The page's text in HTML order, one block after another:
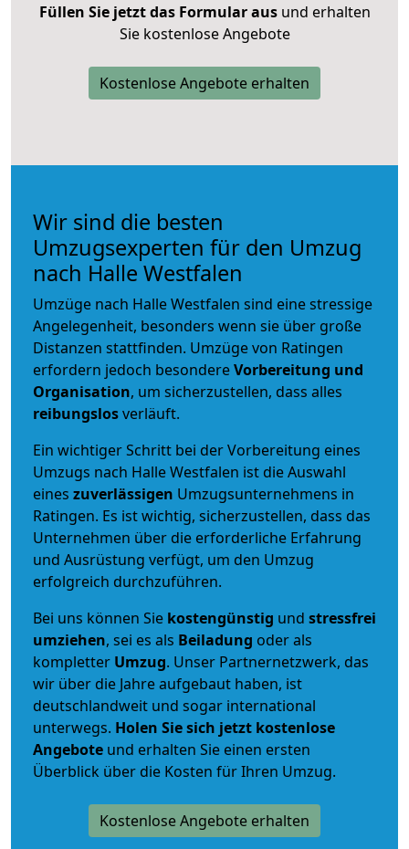
Füllen Sie jetzt das Formular ausund erhalten
Sie kostenlose Angebote
Kostenlose Angebote erhalten
Wir sind die besten
Umzugsexperten für den Umzug
nach Halle Westfalen
Umzüge nach Halle Westfalen sind eine stressige
Angelegenheit, besonders wenn sie über große
Distanzen stattfinden. Umzüge von Ratingen
erfordern jedoch besondereVorbereitung und
Organisation, um sicherzustellen, dass alles
reibungslosverläuft.
Ein wichtiger Schritt bei der Vorbereitung eines
Umzugs nach Halle Westfalen ist die Auswahl
eines zuverlässigen Umzugsunternehmens in
Ratingen. Es ist wichtig, sicherzustellen, dass das
Unternehmen über die erforderliche Erfahrung
und Ausrüstung verfügt, um den Umzug
erfolgreich durchzuführen.
Bei uns können Sie kostengünstig und stressfrei
umziehen, sei es als Beiladung oder als
kompletter Umzug. Unser Partnernetzwerk, das
wir über die Jahre aufgebaut haben, ist
deutschlandweit und sogar international
unterwegs. Holen Sie sich jetzt kostenlose
Angebote und erhalten Sie einen ersten
Überblick über die Kosten für Ihren Umzug.
Kostenlose Angebote erhalten